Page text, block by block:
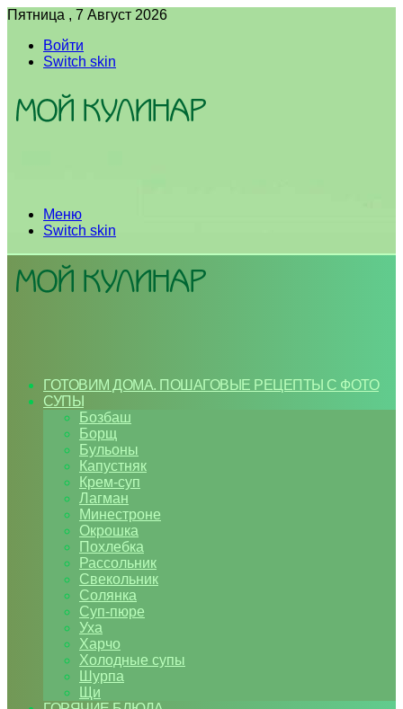
Пятница , 7 Август 2026
Войти
Switch skin
Меню
Switch skin
ГОТОВИМ ДОМА. ПОШАГОВЫЕ РЕЦЕПТЫ С ФОТО
СУПЫ
Бозбаш
Борщ
Бульоны
Капустняк
Крем-суп
Лагман
Минестроне
Окрошка
Похлебка
Рассольник
Свекольник
Солянка
Суп-пюре
Уха
Харчо
Холодные супы
Шурпа
Щи